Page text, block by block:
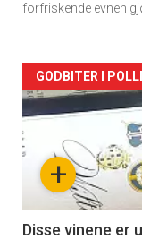
forfriskende evnen
Forsiden
akkurat
nå
3
+
GODBITER I
Disse vinene er